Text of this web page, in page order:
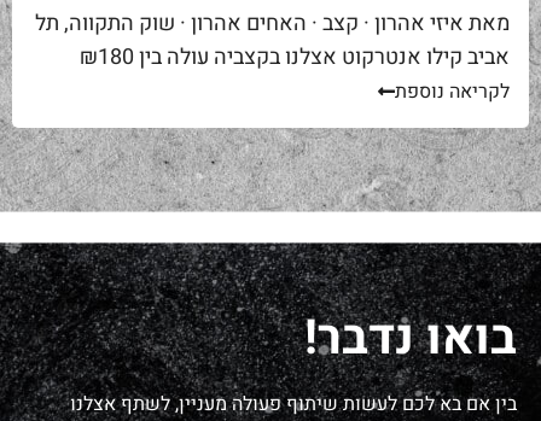
מאת איזי אהרון · קצב · האחים אהרון · שוק התקווה, תל
אביב קילו אנטרקוט אצלנו בקצביה עולה בין ₪180
ל-₪220. מחיר יפה – וגם מוצדק, כי זה...
לקריאה נוספת
בואו נדבר!
בין אם בא לכם לעשות שיתוף פעולה מעניין, לשתף אצלנו